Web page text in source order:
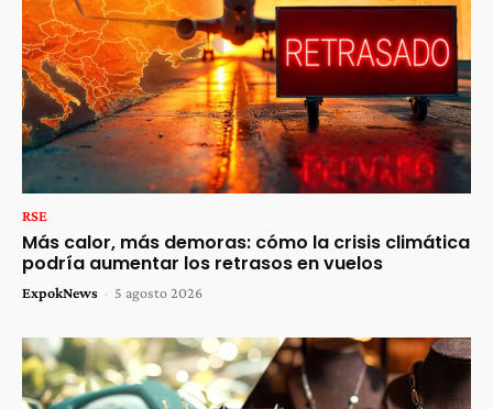
RSE
Más calor, más demoras: cómo la crisis climática
podría aumentar los retrasos en vuelos
ExpokNews - 5 agosto 2026